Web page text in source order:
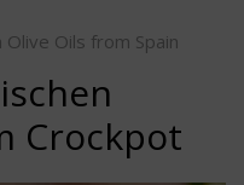
Oils from Spain
Crockpot